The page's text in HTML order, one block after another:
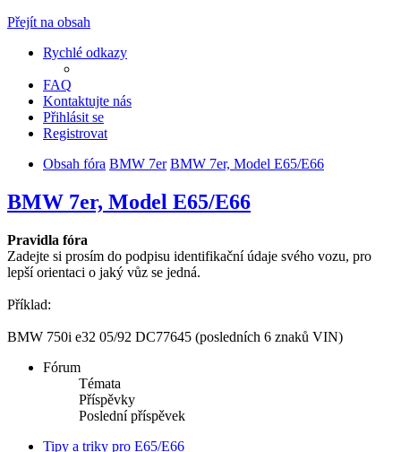
Přejít na obsah
Rychlé odkazy
FAQ
Kontaktujte nás
Přihlásit se
Registrovat
Obsah fóra BMW 7er BMW 7er, Model E65/E66
BMW 7er, Model E65/E66
Pravidla fóra
Zadejte si prosím do podpisu identifikační údaje svého vozu, pro
lepší orientaci o jaký vůz se jedná.
Příklad:
BMW 750i e32 05/92 DC77645 (posledních 6 znaků VIN)
Fórum
Témata
Příspěvky
Poslední příspěvek
Tipy a triky pro E65/E66